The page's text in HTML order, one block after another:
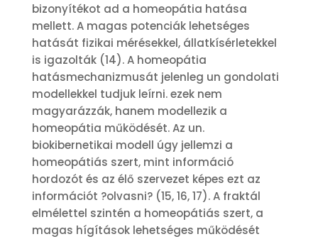
bizonyítékot ad a homeopátia hatása
mellett. A magas potenciák lehetséges
hatását fizikai mérésekkel, állatkísérletekkel
is igazolták (14). A homeopátia
hatásmechanizmusát jelenleg un gondolati
modellekkel tudjuk leírni. ezek nem
magyarázzák, hanem modellezik a
homeopátia működését. Az un.
biokibernetikai modell úgy jellemzi a
homeopátiás szert, mint információ
hordozót és az élő szervezet képes ezt az
információt ?olvasni? (15, 16, 17). A fraktál
elmélettel szintén a homeopátiás szert, a
magas hígítások lehetséges működését